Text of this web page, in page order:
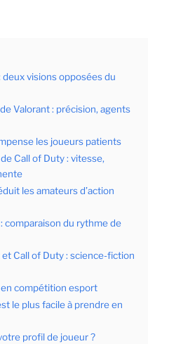
visions opposées du
Valorant : précision, agents
les joueurs patients
Call of Duty : vitesse,
les amateurs d’action
comparaison du rythme de
Call of Duty : science-fiction
compétition esport
le plus facile à prendre en
profil de joueur ?